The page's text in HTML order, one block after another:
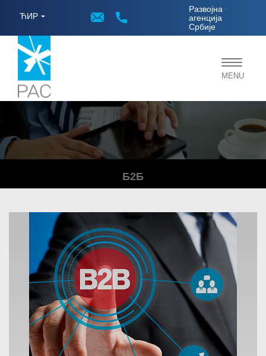
ЋИР
Развојна
агенција
Србије
;
Toggle
MENU
Б2Б